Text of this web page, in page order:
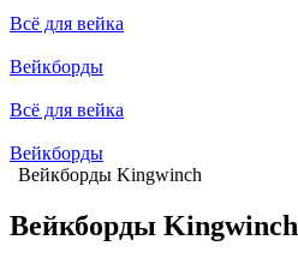
Всё для вейка
Вейкборды
Всё для вейка
Вейкборды
Вейкборды Kingwinch
Вейкборды Kingwinch